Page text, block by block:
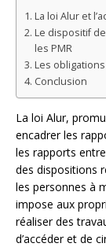
La loi Alur et
Le dispositif
les PMR
Les
Conclusion
La loi Alur,
encadrer les
les rapports
des dispositions
les personnes à
impose aux
réaliser des
d’accéder et de